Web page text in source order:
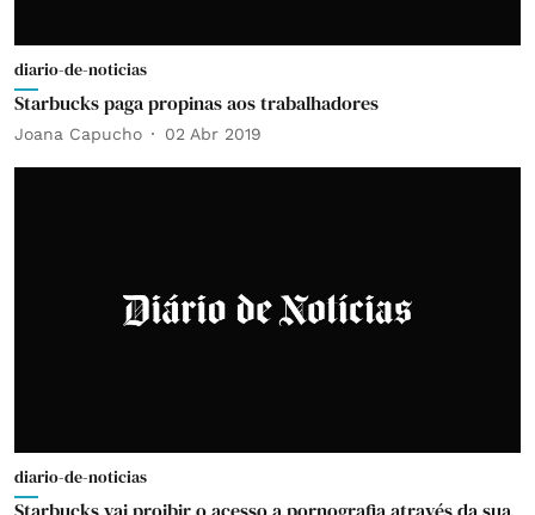
diario-de-noticias
Starbucks paga propinas aos trabalhadores
Joana Capucho 02 Abr 2019
diario-de-noticias
Starbucks vai proibir o acesso a pornografia através da sua